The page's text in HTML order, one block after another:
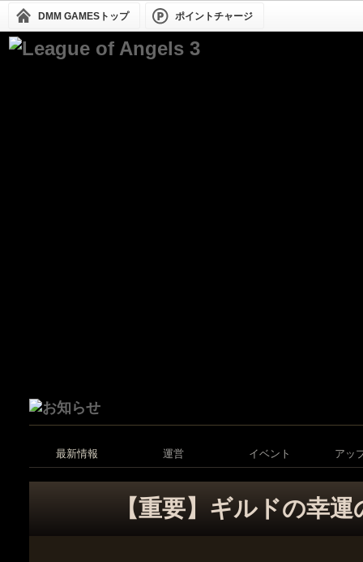
DMM GAMESトップ ポイントチャージ
最新情報 運営 イベント アッ
【重要】ギルドの幸